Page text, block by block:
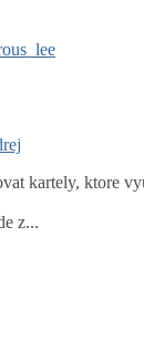
kartely, ktore
z...